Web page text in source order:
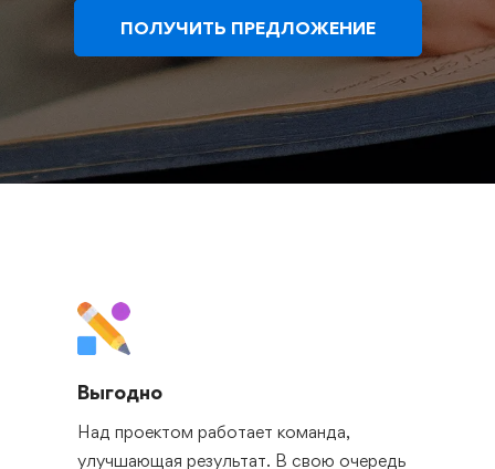
Выгодно
Над проектом работает команда,
улучшающая результат. В свою очередь